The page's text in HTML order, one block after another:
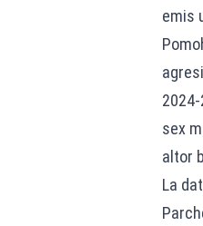
emis
sex
altor
La